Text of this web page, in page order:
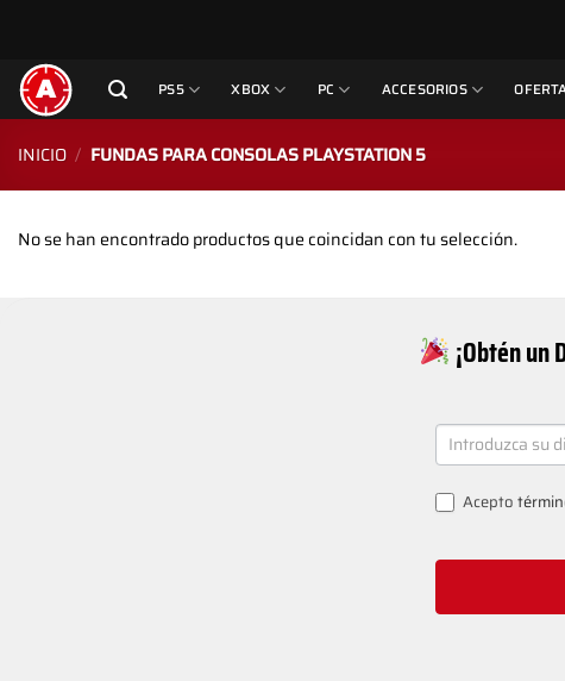
contenido
PS5 XBOX PC ACCESORIOS
INICIO / FUNDAS PARA CONSOLAS PLAYSTATION 5
No se han encontrado productos que coincidan con tu selección.
¡Obtén un
NEWSLETTER
SIGNUP
Acepto